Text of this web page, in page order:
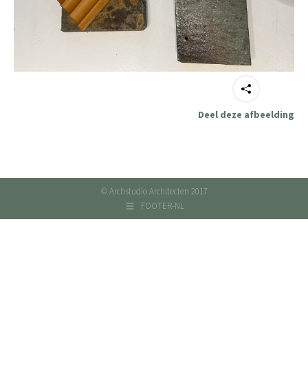
Deel deze afbeelding
© Archstudio Architecten 2017
FOOTER-NL